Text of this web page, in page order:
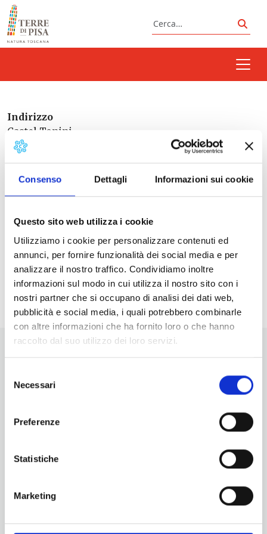
Consenso Dettagli Informazioni sui cookie
Questo sito web utilizza i cookie
Utilizziamo i cookie per personalizzare contenuti ed
annunci, per fornire funzionalità dei social media e per
analizzare il nostro traffico. Condividiamo inoltre
informazioni sul modo in cui utilizza il nostro sito con i
nostri partner che si occupano di analisi dei dati web,
pubblicità e social media, i quali potrebbero combinarle
con altre informazioni che ha fornito loro o che hanno
raccolto dal suo utilizzo dei loro servizi.
delNecessari
Preferenze
Statistiche
Marketing
Vai al contenuto
Cerca
Indirizzo
Castel Tonini
Buti
Prossimi eventi
<li>Non ci sono eventi in questo luogo</li>
Vuoi aggiornamenti su cosa fare e cosa vedere nelle Terre
di Pisa?
Iscriviti alla nostra Newsletter!
Servizio Promozione e Sviluppo delle Imprese
turismo@tno.camcom.it